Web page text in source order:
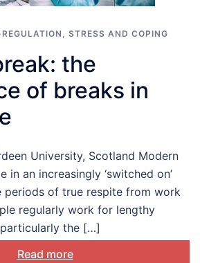
, STRESS AND COPING
the
of breaks in
University, Scotland Modern
in an increasingly ‘switched on’
periods of true respite from work
regularly work for lengthy
the […]
Read more